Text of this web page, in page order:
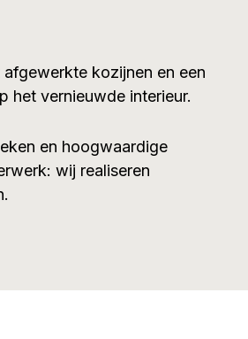
kozijnen en een
het vernieuwde interieur.
en hoogwaardige
wij realiseren